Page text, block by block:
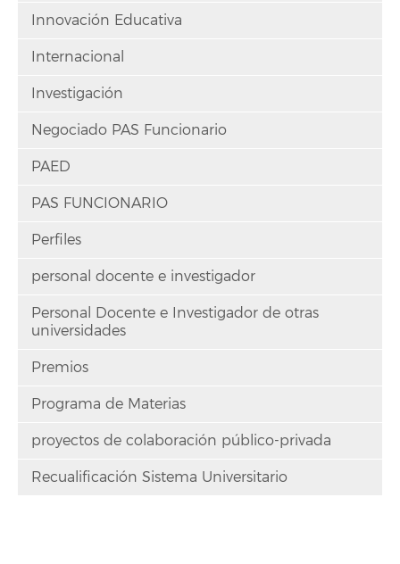
Innovación Educativa
Internacional
Investigación
Negociado PAS Funcionario
PAED
PAS FUNCIONARIO
Perfiles
personal docente e investigador
Personal Docente e Investigador de otras
universidades
Premios
Programa de Materias
proyectos de colaboración público-privada
Recualificación Sistema Universitario